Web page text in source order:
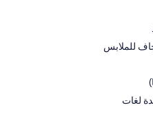
للملابس
لغات